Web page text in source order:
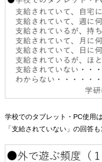
学校でのタブレット・PC使用
「支給されていない」の回答も